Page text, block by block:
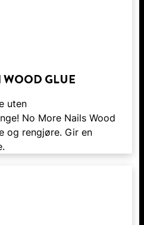
GLUE
uten
No More Nails Wood
og rengjøre. Gir en